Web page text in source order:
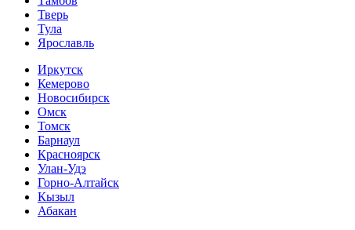
Тверь
Тула
Ярославль
Иркутск
Кемерово
Новосибирск
Омск
Томск
Барнаул
Красноярск
Улан-Удэ
Горно-Алтайск
Кызыл
Абакан